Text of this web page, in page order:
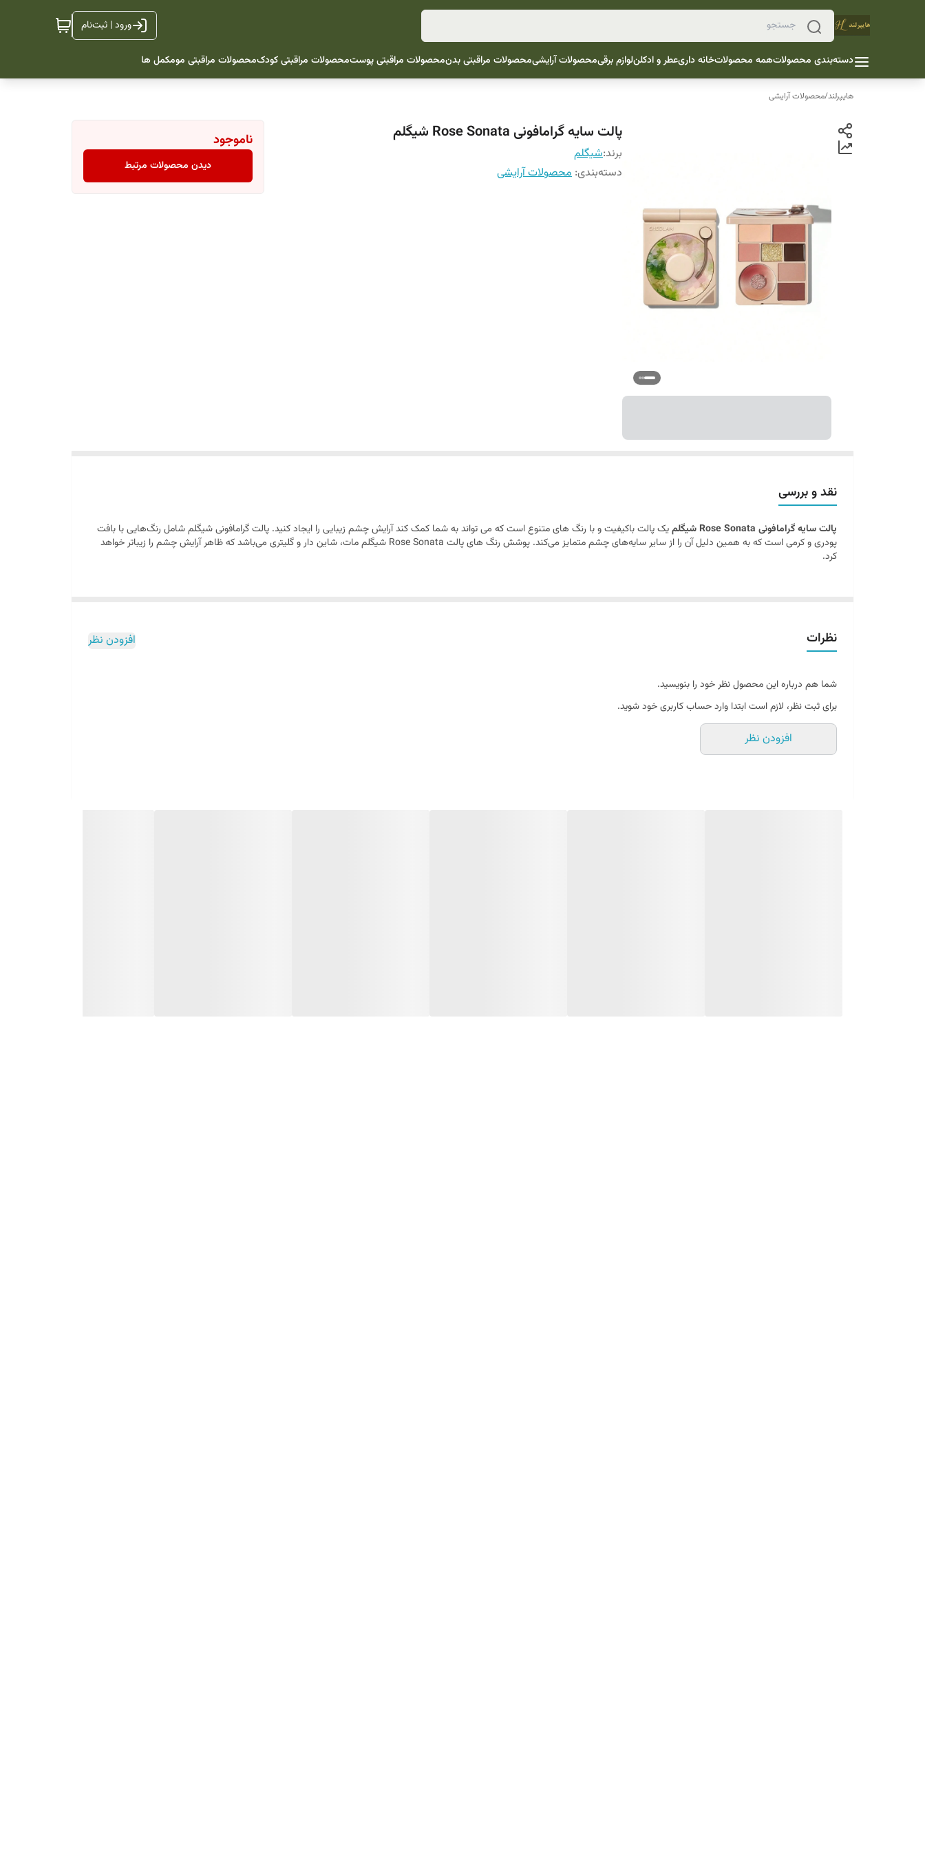
ورود | ثبت‌نام
دسته‌بندی محصولاتهمه محصولاتخانه داریعطر و ادکلنلوازم برقیمحصولات آرایشیمحصولات مراقبتی بدنمحصولات مراقبتی پوستمحصولات مراقبتی کودکمحصولات مراقبتی مومکمل ها
هایپرلند/محصولات آرایشی
پالت سایه گرامافونی Rose Sonata شیگلم
برند:شيگلم
دسته‌بندی: محصولات آرایشی
ناموجود
دیدن محصولات مرتبط
نقد و بررسی
پالت سایه گرامافونی Rose Sonata شیگلم
یک پالت باکیفیت و با رنگ های متنوع است که می تواند به شما کمک کند آرایش چشم زیبایی را ایجاد کنید. پالت گرامافونی شیگلم شامل رنگ‌هایی با بافت
پودری و کرمی است که به همین دلیل آن را از سایر سایه‌های چشم متمایز می‌کند. پوشش رنگ های پالت Rose Sonata شیگلم مات، شاین دار و گلیتری می‌باشد که ظاهر آرایش چشم را زیباتر خواهد
کرد.
نظرات افزودن نظر
شما هم درباره این محصول نظر خود را بنویسید.
برای ثبت نظر، لازم است ابتدا وارد حساب کاربری خود شوید.
افزودن نظر